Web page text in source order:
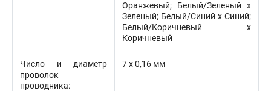
Оранжевый; Белый/Зеленый х
Зеленый; Белый/Синий х Синий;
Белый/Коричневый х
Коричневый
Число и диаметр
проволок
проводника:
7 х 0,16 мм